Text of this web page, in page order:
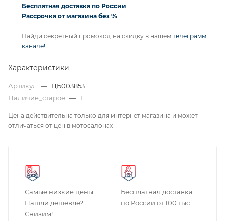
Бесплатная доставка по России
Рассрочка от магазина без %
Найди секретный промокод на скидку в нашем телеграмм
канале!
Характеристики
Артикул — ЦБ003853
Наличие_старое — 1
Цена действительна только для интернет магазина и может
отличаться от цен в мотосалонах
Самые низкие цены
Нашли дешевле?
Снизим!
Бесплатная доставка
по России от 100 тыс.